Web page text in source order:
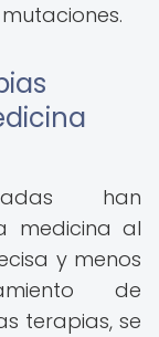
han
medicina al
y menos
de
terapias, se